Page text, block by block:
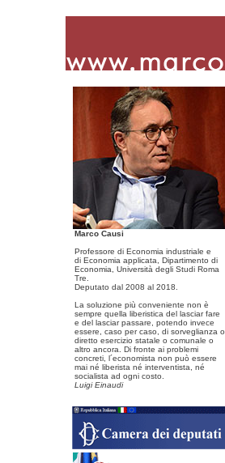
Marco Causi
Professore di Economia industriale e
di Economia applicata, Dipartimento di
Economia, Università degli Studi Roma
Tre.
Deputato dal 2008 al 2018.
La soluzione più conveniente non è
sempre quella liberistica del lasciar fare
e del lasciar passare, potendo invece
essere, caso per caso, di sorveglianza o
diretto esercizio statale o comunale o
altro ancora. Di fronte ai problemi
concreti, l´economista non può essere
mai né liberista né interventista, né
socialista ad ogni costo.
Luigi Einaudi